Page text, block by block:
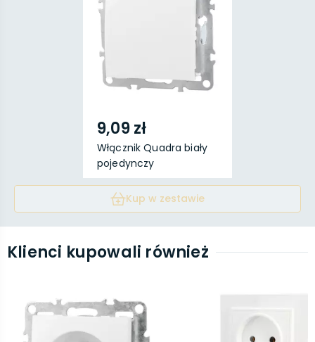
9,09 zł
Włącznik Quadra biały
pojedynczy
Kup w zestawie
Klienci kupowali również